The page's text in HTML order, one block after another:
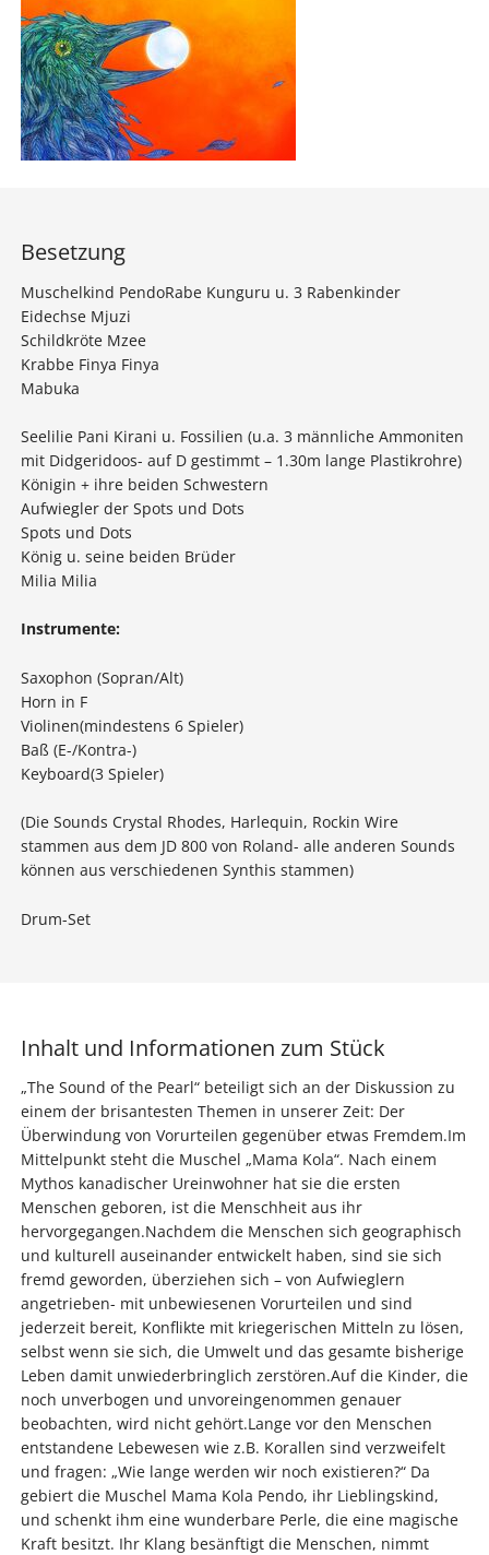
Besetzung
Muschelkind PendoRabe Kunguru u. 3 Rabenkinder
Eidechse Mjuzi
Schildkröte Mzee
Krabbe Finya Finya
Mabuka
Seelilie Pani Kirani u. Fossilien (u.a. 3 männliche Ammoniten
mit Didgeridoos- auf D gestimmt – 1.30m lange Plastikrohre)
Königin + ihre beiden Schwestern
Aufwiegler der Spots und Dots
Spots und Dots
König u. seine beiden Brüder
Milia Milia
Instrumente:
Saxophon (Sopran/Alt)
Horn in F
Violinen(mindestens 6 Spieler)
Baß (E-/Kontra-)
Keyboard(3 Spieler)
(Die Sounds Crystal Rhodes, Harlequin, Rockin Wire
stammen aus dem JD 800 von Roland- alle anderen Sounds
können aus verschiedenen Synthis stammen)
Drum-Set
Inhalt und Informationen zum Stück
„The Sound of the Pearl“ beteiligt sich an der Diskussion zu
einem der brisantesten Themen in unserer Zeit: Der
Überwindung von Vorurteilen gegenüber etwas Fremdem.Im
Mittelpunkt steht die Muschel „Mama Kola“. Nach einem
Mythos kanadischer Ureinwohner hat sie die ersten
Menschen geboren, ist die Menschheit aus ihr
hervorgegangen.Nachdem die Menschen sich geographisch
und kulturell auseinander entwickelt haben, sind sie sich
fremd geworden, überziehen sich – von Aufwieglern
angetrieben- mit unbewiesenen Vorurteilen und sind
jederzeit bereit, Konflikte mit kriegerischen Mitteln zu lösen,
selbst wenn sie sich, die Umwelt und das gesamte bisherige
Leben damit unwiederbringlich zerstören.Auf die Kinder, die
noch unverbogen und unvoreingenommen genauer
beobachten, wird nicht gehört.Lange vor den Menschen
entstandene Lebewesen wie z.B. Korallen sind verzweifelt
und fragen: „Wie lange werden wir noch existieren?“ Da
gebiert die Muschel Mama Kola Pendo, ihr Lieblingskind,
und schenkt ihm eine wunderbare Perle, die eine magische
Kraft besitzt. Ihr Klang besänftigt die Menschen, nimmt